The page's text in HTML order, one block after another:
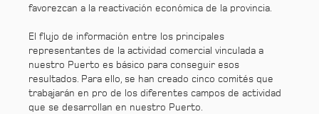
favorezcan a la reactivación económica de la provincia.
El flujo de información entre los principales
representantes de la actividad comercial vinculada a
nuestro Puerto es básico para conseguir esos
resultados. Para ello, se han creado cinco comités que
trabajarán en pro de los diferentes campos de actividad
que se desarrollan en nuestro Puerto.